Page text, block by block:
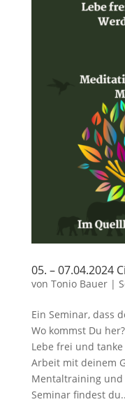
05. – 07.04.2024
von Tonio Bauer|
Ein Seminar, dass
Wo kommst Du
Lebe frei und
Arbeit mit deinem
Mentaltraining
Seminar findest